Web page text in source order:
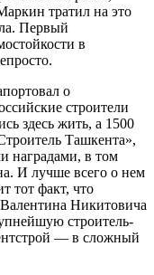
тратил на это
Первый
в
о
строи­тели
здесь жить, а 1500
Ташкента»,
наградами, в том
И лучше всего о нем
тот факт, что
Никитовича
строитель­
— в слож­ный